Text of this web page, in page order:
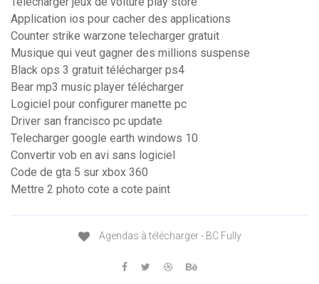
Application ios pour cacher des applications
Counter strike warzone telecharger gratuit
Musique qui veut gagner des millions suspense
Black ops 3 gratuit télécharger ps4
Bear mp3 music player télécharger
Logiciel pour configurer manette pc
Driver san francisco pc update
Telecharger google earth windows 10
Convertir vob en avi sans logiciel
Code de gta 5 sur xbox 360
Mettre 2 photo cote a cote paint
Agendas à télécharger - BC Fully